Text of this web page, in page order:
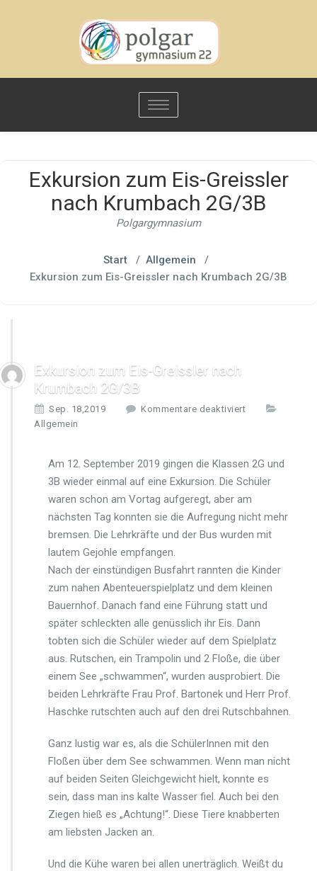
Toggle
navigation
Exkursion zum Eis-Greissler
nach Krumbach 2G/3B
Polgargymnasium
Start/ Allgemein /
Exkursion zum Eis-Greissler nach Krumbach 2G/3B
Exkursion zum Eis-Greissler nach
Krumbach 2G/3B
Sep. 18,2019 Kommentare deaktiviert
x
k
s
i
n
u
m
E
s
-
G
r
e
s
l
e
a
K
Allgemein
Am 12. September 2019 gingen die Klassen 2G und
3B wieder einmal auf eine Exkursion. Die Schüler
waren schon am Vortag aufgeregt, aber am
nächsten Tag konnten sie die Aufregung nicht mehr
bremsen. Die Lehrkräfte und der Bus wurden mit
lautem Gejohle empfangen.
Nach der einstündigen Busfahrt rannten die Kinder
zum nahen Abenteuerspielplatz und dem kleinen
Bauernhof. Danach fand eine Führung statt und
später schleckten alle genüsslich ihr Eis. Dann
tobten sich die Schüler wieder auf dem Spielplatz
aus. Rutschen, ein Trampolin und 2 Floße, die über
einem See „schwammen“, wurden ausprobiert. Die
beiden Lehrkräfte Frau Prof. Bartonek und Herr Prof.
Haschke rutschten auch auf den drei Rutschbahnen.
Ganz lustig war es, als die SchülerInnen mit den
Floßen über dem See schwammen. Wenn man nicht
auf beiden Seiten Gleichgewicht hielt, konnte es
sein, dass man ins kalte Wasser fiel. Auch bei den
Ziegen hieß es „Achtung!“. Diese Tiere knabberten
am liebsten Jacken an.
Und die Kühe waren bei allen unerträglich. Weißt du